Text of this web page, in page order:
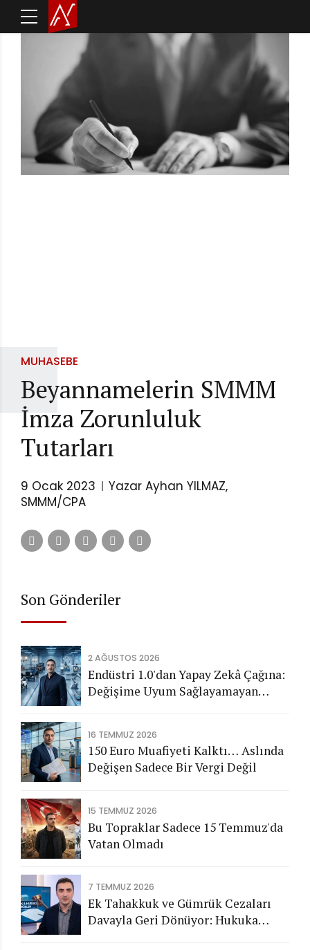
MUHASEBE
Beyannamelerin SMMM
İmza Zorunluluk
Tutarları
9 Ocak 2023
Yazar Ayhan YILMAZ,
SMMM/CPA
Son Gönderiler
2 AĞUSTOS 2026
Endüstri 1.0'dan Yapay Zekâ Çağına:
Değişime Uyum Sağlayamayan
16 TEMMUZ 2026
150 Euro Muafiyeti Kalktı… Aslında
Değişen Sadece Bir Vergi Değil
15 TEMMUZ 2026
Bu Topraklar Sadece 15 Temmuz'da
Vatan Olmadı
7 TEMMUZ 2026
Ek Tahakkuk ve Gümrük Cezaları
Davayla Geri Dönüyor: Hukuka